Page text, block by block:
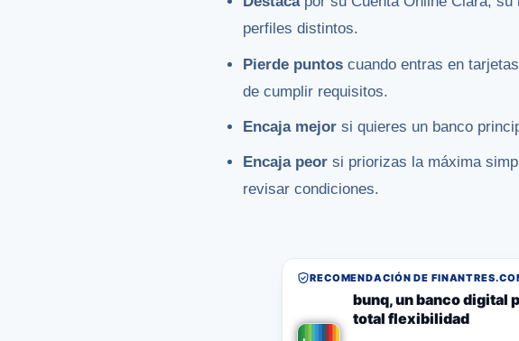
perfiles distintos.
Pierde puntos cuando entras en
de cumplir requisitos.
Encaja mejor si quieres un banco
Encaja peor si priorizas la máxima
revisar condiciones.
RECOMENDACIÓN DE
bunq, un banco digital
total flexibilidad